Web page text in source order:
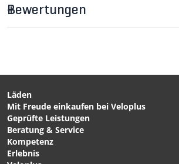
CHF 19.90
LUPINE
Verlängerungskabel
Schwarz von LUPINE
CHF 59.90
Bewertungen
Läden
Mit Freude einkaufen bei Veloplus
Geprüfte Leistungen
Beratung & Service
Kompetenz
Erlebnis